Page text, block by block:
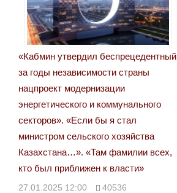
«Кабмин утвердил беспрецедентный
за годы независимости страны
нацпроект модернизации
энергетического и коммунального
секторов». «Если бы я стал
министром сельского хозяйства
Казахстана…». «Там фамилии всех,
кто был приближен к власти»
27.01.2025 12:00 40536